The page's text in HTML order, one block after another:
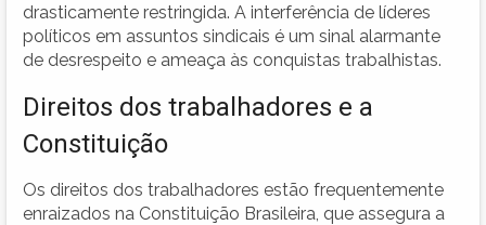
drasticamente restringida. A interferência de líderes
políticos em assuntos sindicais é um sinal alarmante
de desrespeito e ameaça às conquistas trabalhistas.
Direitos dos trabalhadores e a
Constituição
Os direitos dos trabalhadores estão frequentemente
enraizados na Constituição Brasileira, que assegura a